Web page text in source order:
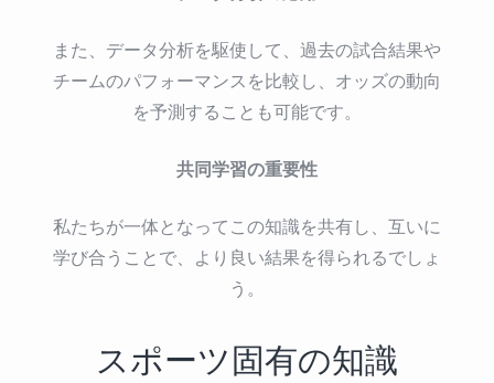
また、データ分析を駆使して、過去の試合結果や
チームのパフォーマンスを比較し、オッズの動向
を予測することも可能です。
共同学習の重要性
私たちが一体となってこの知識を共有し、互いに
学び合うことで、より良い結果を得られるでしょ
う。
スポーツ固有の知識